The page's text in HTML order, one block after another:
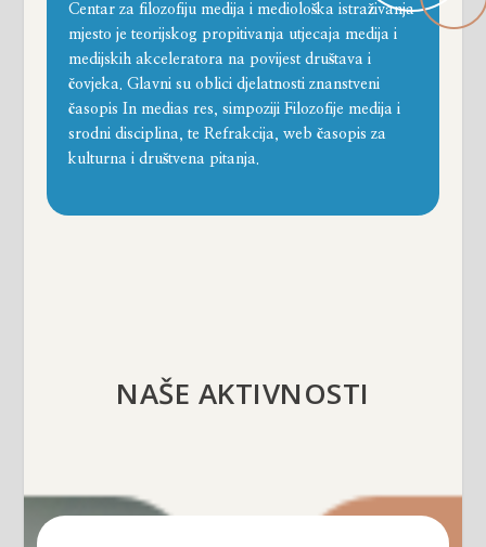
Centar za filozofiju medija i mediološka istraživanja
mjesto je teorijskog propitivanja utjecaja medija i
medijskih akceleratora na povijest društava i
čovjeka. Glavni su oblici djelatnosti znanstveni
časopis In medias res, simpoziji Filozofije medija i
srodni disciplina, te Refrakcija, web časopis za
kulturna i društvena pitanja.
NAŠE AKTIVNOSTI